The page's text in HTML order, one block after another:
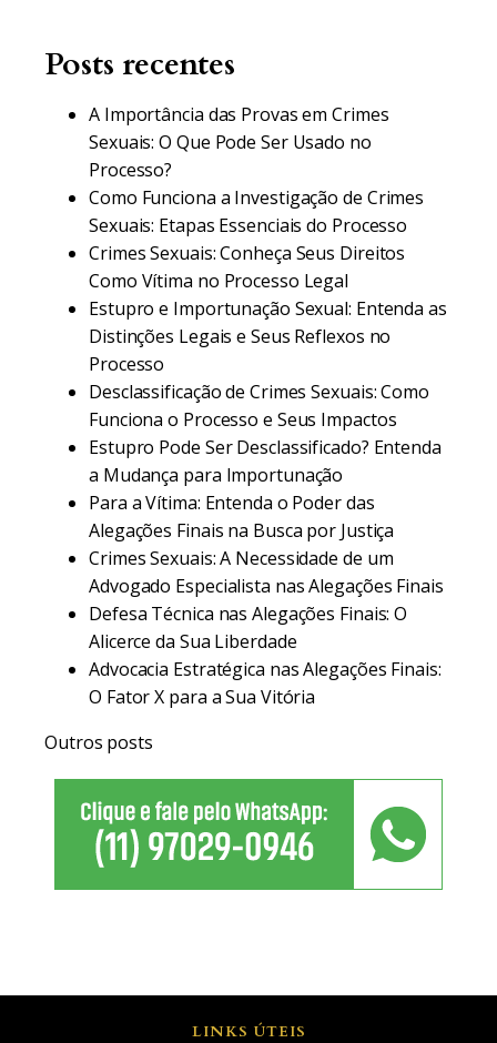
Posts recentes
A Importância das Provas em Crimes
Sexuais: O Que Pode Ser Usado no
Processo?
Como Funciona a Investigação de Crimes
Sexuais: Etapas Essenciais do Processo
Crimes Sexuais: Conheça Seus Direitos
Como Vítima no Processo Legal
Estupro e Importunação Sexual: Entenda as
Distinções Legais e Seus Reflexos no
Processo
Desclassificação de Crimes Sexuais: Como
Funciona o Processo e Seus Impactos
Estupro Pode Ser Desclassificado? Entenda
a Mudança para Importunação
Para a Vítima: Entenda o Poder das
Alegações Finais na Busca por Justiça
Crimes Sexuais: A Necessidade de um
Advogado Especialista nas Alegações Finais
Defesa Técnica nas Alegações Finais: O
Alicerce da Sua Liberdade
Advocacia Estratégica nas Alegações Finais:
O Fator X para a Sua Vitória
Outros posts
LINKS ÚTEIS